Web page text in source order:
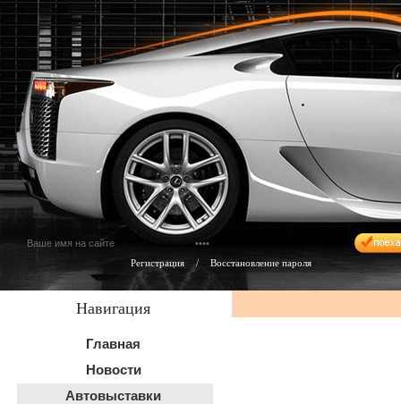
Регистрация / Восстановление пароля
Навигация
Главная
Новости
Автовыставки